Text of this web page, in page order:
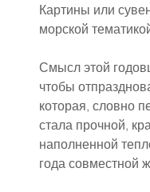
Картины или
морской
Смысл этой
чтобы
которая, словно
стала прочной,
наполненной
года совместной